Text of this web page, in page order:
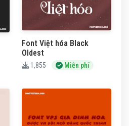
Font Việt hóa Black
Oldest
1,855 Miễn phí